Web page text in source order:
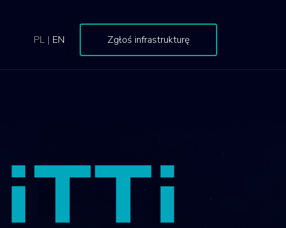
PL | EN Zgłoś infrastrukturę